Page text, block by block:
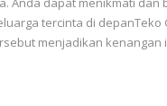
tercinta di depanTeko
menjadikan kenangan